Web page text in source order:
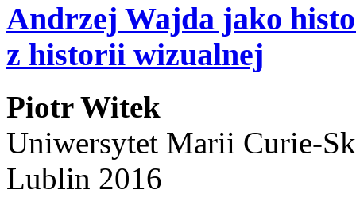
Andrzej Wajda jako
z historii wizualnej
Piotr Witek
Uniwersytet Marii Curie-
Lublin 2016